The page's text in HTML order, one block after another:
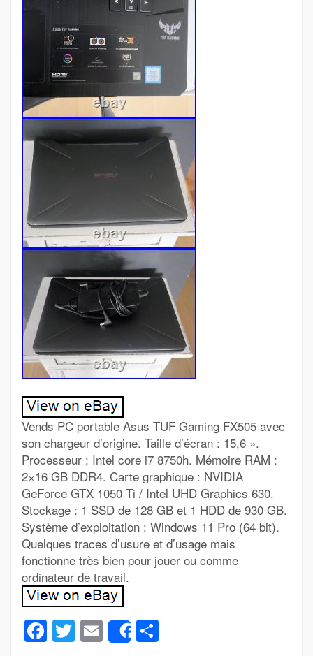
Vends PC portable Asus TUF Gaming FX505 avec
son chargeur d’origine. Taille d’écran : 15,6 ».
Processeur : Intel core i7 8750h. Mémoire RAM :
2×16 GB DDR4. Carte graphique : NVIDIA
GeForce GTX 1050 Ti / Intel UHD Graphics 630.
Stockage : 1 SSD de 128 GB et 1 HDD de 930 GB.
Système d’exploitation : Windows 11 Pro (64 bit).
Quelques traces d’usure et d’usage mais
fonctionne très bien pour jouer ou comme
ordinateur de travail.
Facebook
Twitter
Email
Share